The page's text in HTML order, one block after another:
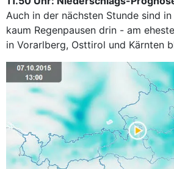
Auch in der nächsten Stunde sind
kaum Regenpausen drin - am
in Vorarlberg, Osttirol und Kärnten